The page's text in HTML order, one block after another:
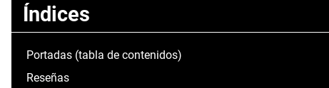
Índices
Portadas (tabla de contenidos)
Reseñas